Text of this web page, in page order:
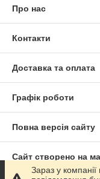
Про нас
Контакти
Доставка та оплата
Графік роботи
Повна версія сайту
Сайт створено на
Зараз у